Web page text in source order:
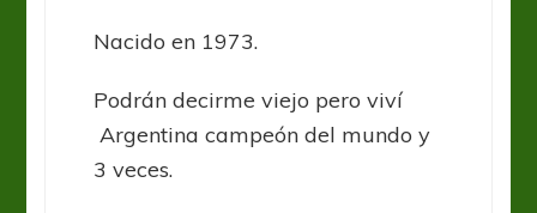
Nacido en 1973.
Podrán decirme viejo pero viví
Argentina campeón del mundo y
3 veces.